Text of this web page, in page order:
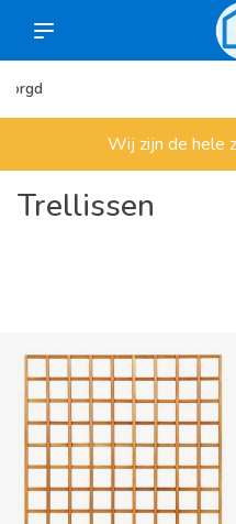
Meer
Wij zijn de hele
Trellissen